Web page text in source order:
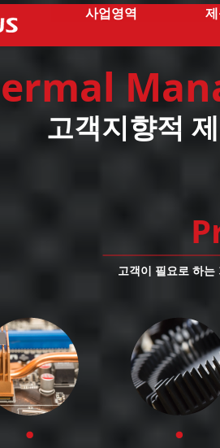
사업영역
고객지향적
고객이 필요로 하